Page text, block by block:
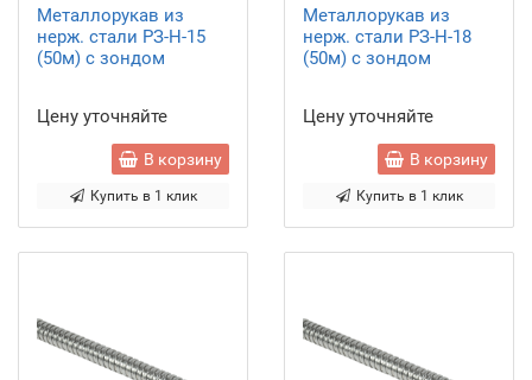
Металлорукав из
нерж. стали РЗ-Н-15
(50м) с зондом
Цену уточняйте
В корзину
Купить в 1 клик
Металлорукав из
нерж. стали РЗ-Н-18
(50м) с зондом
Цену уточняйте
В корзину
Купить в 1 клик